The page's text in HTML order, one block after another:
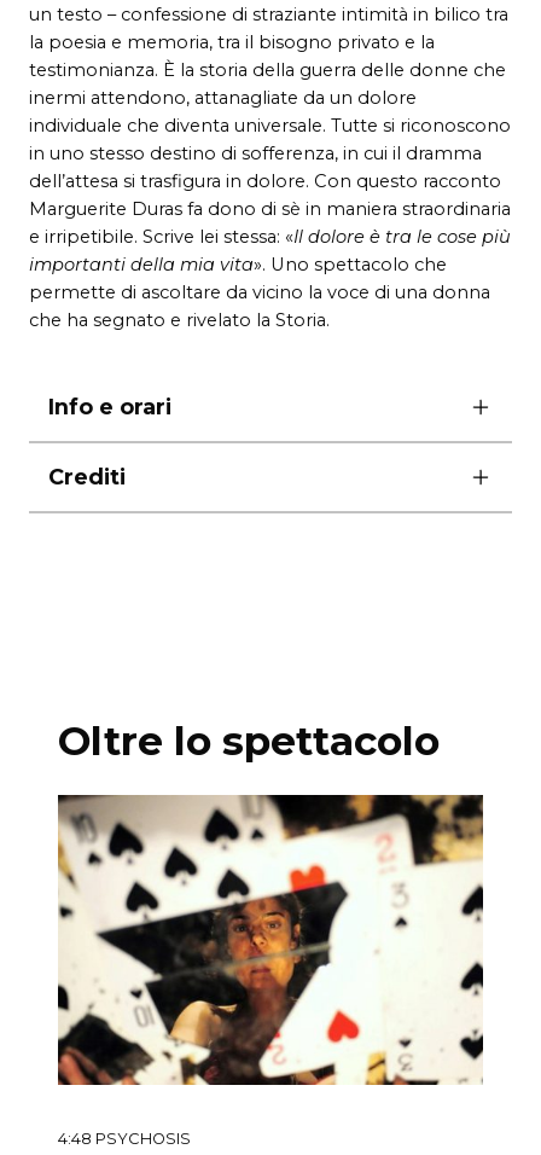
un testo – confessione di straziante intimità in bilico tra
la poesia e memoria, tra il bisogno privato e la
testimonianza. È la storia della guerra delle donne che
inermi attendono, attanagliate da un dolore
individuale che diventa universale. Tutte si riconoscono
in uno stesso destino di sofferenza, in cui il dramma
dell’attesa si trasfigura in dolore. Con questo racconto
Marguerite Duras fa dono di sè in maniera straordinaria
e irripetibile. Scrive lei stessa: «Il dolore è tra le cose più
importanti della mia vita». Uno spettacolo che
permette di ascoltare da vicino la voce di una donna
che ha segnato e rivelato la Storia.
Info e orari
ore 20.00
domenica ore 17.00
Crediti
Oltre lo spettacolo
4:48 PSYCHOSIS